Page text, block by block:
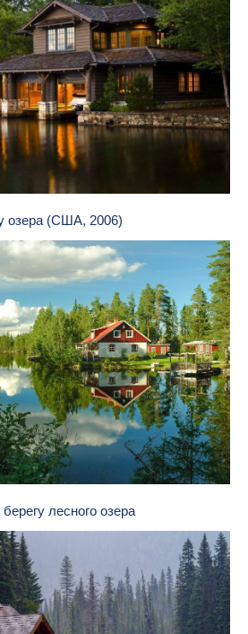
озера (США, 2006)
лесного озера